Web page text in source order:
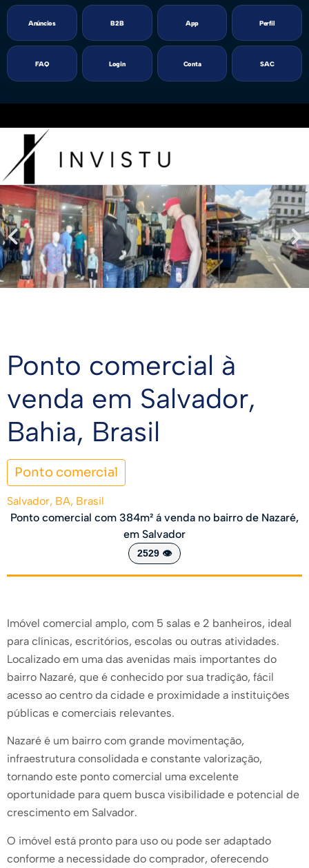
Anúncios B2B App Perfil
FAQ Login Conta SAC
Ponto comercial
Salvador, BA, Brasil
Ponto comercial com 384m² á venda no bairro de Nazaré,
em Salvador
Ponto comercial à
venda em Salvador,
Bahia, Brasil
2529 👁️
Imóvel comercial amplo, com 5 salas e 2 banheiros, ideal
para clínicas, escritórios, escolas ou outras atividades.
Localizado em uma das avenidas mais importantes do
bairro Nazaré, que é conhecido por sua tradição, fácil
acesso ao centro da cidade e proximidade a instituições
públicas e comerciais relevantes.
Nazaré é um bairro com grande movimentação,
infraestrutura consolidada e constante valorização,
tornando este ponto comercial uma excelente
oportunidade para quem busca visibilidade e potencial de
crescimento em Salvador.
O imóvel está pronto para uso ou pode ser adaptado
conforme a necessidade do comprador, oferecendo